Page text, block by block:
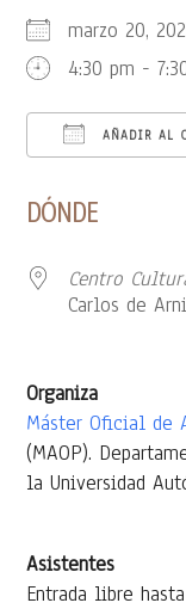
marzo 20,
4:30 pm -
AÑADIR AL
DÓNDE
Centro
Carlos de
Organiza
Máster Oficial de
(MAOP).
la Universidad
Asistentes
Entrada libre